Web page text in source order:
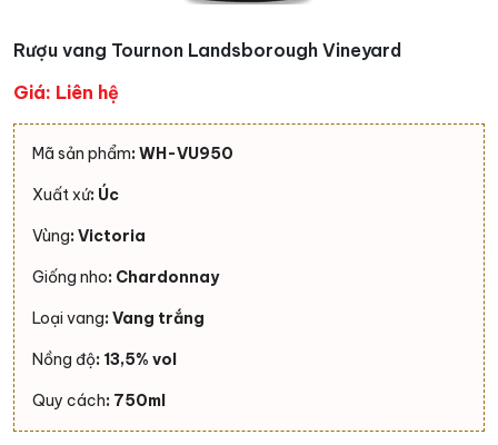
Rượu vang Tournon Landsborough Vineyard
Giá: Liên hệ
Mã sản phẩm: WH-VU950
Xuất xứ: Úc
Vùng: Victoria
Giống nho: Chardonnay
Loại vang: Vang trắng
Nồng độ: 13,5% vol
Quy cách: 750ml